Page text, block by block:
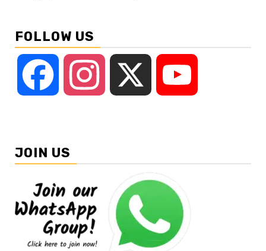
FOLLOW US
Facebook Instagram
JOIN US